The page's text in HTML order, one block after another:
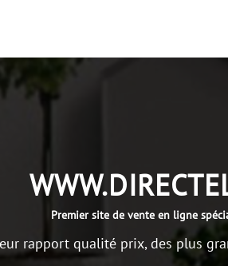
Premier site de vente en ligne
rapport qualité prix, des plus